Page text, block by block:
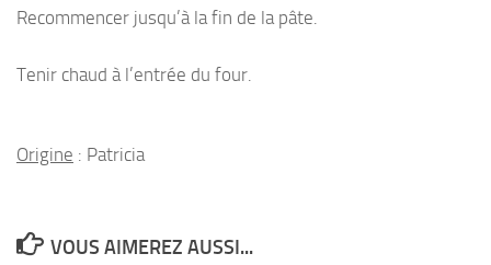
Recommencer jusqu’à la fin de la pâte.
Tenir chaud à l’entrée du four.
Origine : Patricia
VOUS AIMEREZ AUSSI...